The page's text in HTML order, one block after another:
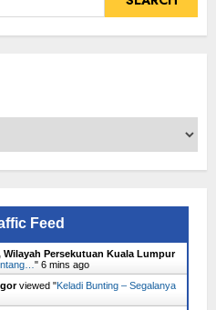
Feed
Wilayah Persekutuan Kuala Lumpur
" 6 mins ago
viewed "Keladi Bunting – Segalanya